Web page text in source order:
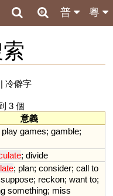
粵
普
冷僻字
3 個
意義
play games; gamble;
; divide
; plan; consider; call to
suppose; reckon; want to;
something; miss